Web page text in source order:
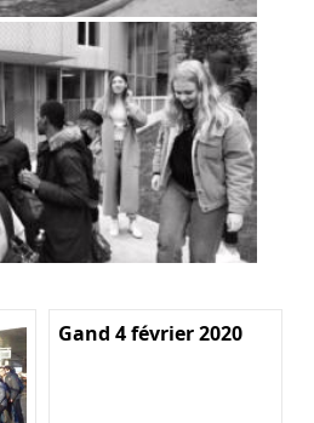
Gand 4 février 2020